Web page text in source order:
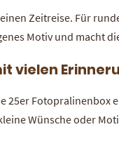
Zeitreise. Für
Motiv und macht
vielen
25er Fotopralinenbox
Wünsche oder